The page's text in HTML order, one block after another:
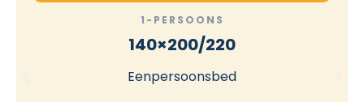
1-PERSOONS
140×200/220
Eenpersoonsbed